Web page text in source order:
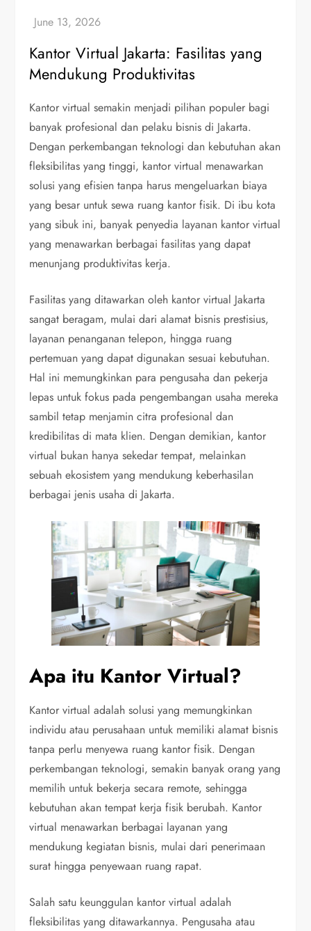
Kantor Virtual Jakarta: Fasilitas yang
Mendukung Produktivitas
Kantor virtual semakin menjadi pilihan populer bagi
banyak profesional dan pelaku bisnis di Jakarta.
Dengan perkembangan teknologi dan kebutuhan akan
fleksibilitas yang tinggi, kantor virtual menawarkan
solusi yang efisien tanpa harus mengeluarkan biaya
yang besar untuk sewa ruang kantor fisik. Di ibu kota
yang sibuk ini, banyak penyedia layanan kantor virtual
yang menawarkan berbagai fasilitas yang dapat
menunjang produktivitas kerja.
Fasilitas yang ditawarkan oleh kantor virtual Jakarta
sangat beragam, mulai dari alamat bisnis prestisius,
layanan penanganan telepon, hingga ruang
pertemuan yang dapat digunakan sesuai kebutuhan.
Hal ini memungkinkan para pengusaha dan pekerja
lepas untuk fokus pada pengembangan usaha mereka
sambil tetap menjamin citra profesional dan
kredibilitas di mata klien. Dengan demikian, kantor
virtual bukan hanya sekedar tempat, melainkan
sebuah ekosistem yang mendukung keberhasilan
berbagai jenis usaha di Jakarta.
Apa itu Kantor Virtual?
Kantor virtual adalah solusi yang memungkinkan
individu atau perusahaan untuk memiliki alamat bisnis
tanpa perlu menyewa ruang kantor fisik. Dengan
perkembangan teknologi, semakin banyak orang yang
memilih untuk bekerja secara remote, sehingga
kebutuhan akan tempat kerja fisik berubah. Kantor
virtual menawarkan berbagai layanan yang
mendukung kegiatan bisnis, mulai dari penerimaan
surat hingga penyewaan ruang rapat.
Salah satu keunggulan kantor virtual adalah
fleksibilitas yang ditawarkannya. Pengusaha atau